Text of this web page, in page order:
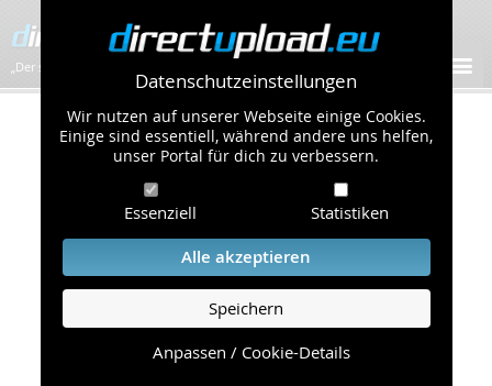
Datenschutzeinstellungen
Wir nutzen auf unserer Webseite einige Cookies.
Einige sind essentiell, während andere uns helfen,
unser Portal für dich zu verbessern.
Essenziell Statistiken
Alle akzeptieren
Speichern
Anpassen / Cookie-Details
„Der schnellste Bilder-Hoster im Web!”
Kontakt & Support
Um eine schnelle und unkomplizierte
Bearbeitung Ihres Problems zu gewährleisten,
bitten wir Sie,
folgende Punkte zu beachten und einzuhalten.
Die schnellste Hilfe finden Sie auf unserer
Seite, die die häufig gestellten Fragen